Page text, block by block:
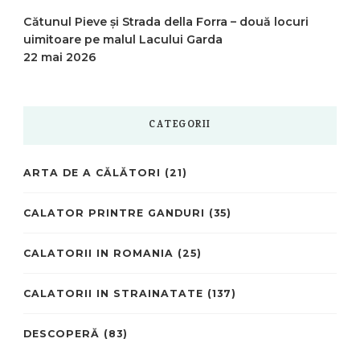
Cătunul Pieve și Strada della Forra – două locuri
uimitoare pe malul Lacului Garda
22 mai 2026
CATEGORII
ARTA DE A CĂLĂTORI (21)
CALATOR PRINTRE GANDURI (35)
CALATORII IN ROMANIA (25)
CALATORII IN STRAINATATE (137)
DESCOPERĂ (83)